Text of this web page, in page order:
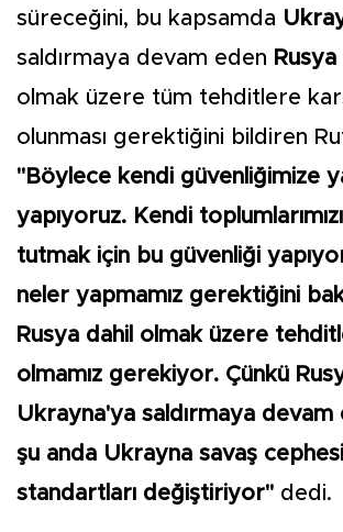
süreceğini, bu kapsamda
saldırmaya devam eden Rusya
olmak üzere tüm tehditlere karşı
olunması gerektiğini bildiren
"Böylece kendi güvenliğimize
yapıyoruz. Kendi
tutmak için bu güvenliği
neler yapmamız gerektiğini
Rusya dahil olmak üzere
olmamız gerekiyor. Çünkü
Ukrayna'ya saldırmaya
şu anda Ukrayna savaş
standartları değiştiriyor" dedi.